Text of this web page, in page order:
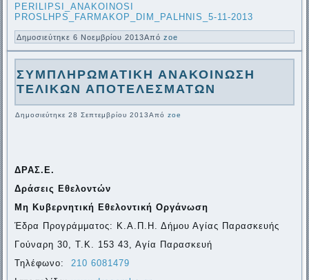
PERILIPSI_ANAKOINOSI
PROSLHPS_FARMAKOP_DIM_PALHNIS_5-11-2013
Δημοσιεύτηκε 6 Νοεμβρίου 2013Από zoe
ΣΥΜΠΛΗΡΩΜΑΤΙΚΗ ΑΝΑΚΟΙΝΩΣΗ
ΤΕΛΙΚΩΝ ΑΠΟΤΕΛΕΣΜΑΤΩΝ
Δημοσιεύτηκε 28 Σεπτεμβρίου 2013Από zoe
ΔΡΑΣ.Ε.
Δράσεις Εθελοντών
Μη Κυβερνητική Εθελοντική Οργάνωση
Έδρα Προγράμματος: Κ.Α.Π.Η. Δήμου Αγίας Παρασκευής
Γούναρη 30, Τ.Κ. 153 43, Αγία Παρασκευή
Τηλέφωνο: 210 6081479